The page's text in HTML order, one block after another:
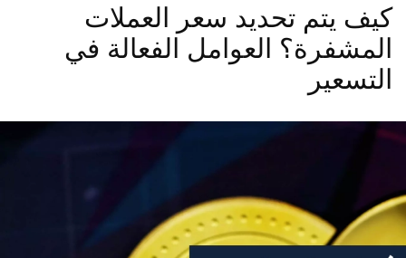
كيف يتم تحديد سعر العملات
المشفرة؟ العوامل الفعالة في
التسعير